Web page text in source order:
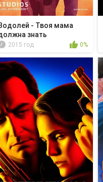
- Твоя мама
знать
2015 год 0%